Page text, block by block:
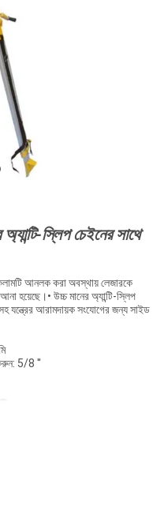
স্লিপ চেইনের সাথে
আনলক করা অবস্থায় লেজারকে
হয়েছে।• উচ্চ মানের অ্যান্টি-স্লিপ
যন্ত্রের আরামদায়ক সংযোগের জন্য সাইড
5/8 ''